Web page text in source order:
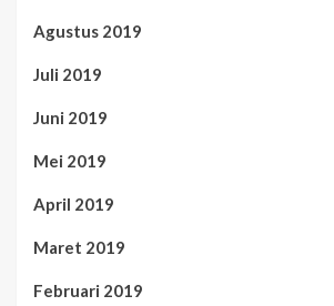
Agustus 2019
Juli 2019
Juni 2019
Mei 2019
April 2019
Maret 2019
Februari 2019